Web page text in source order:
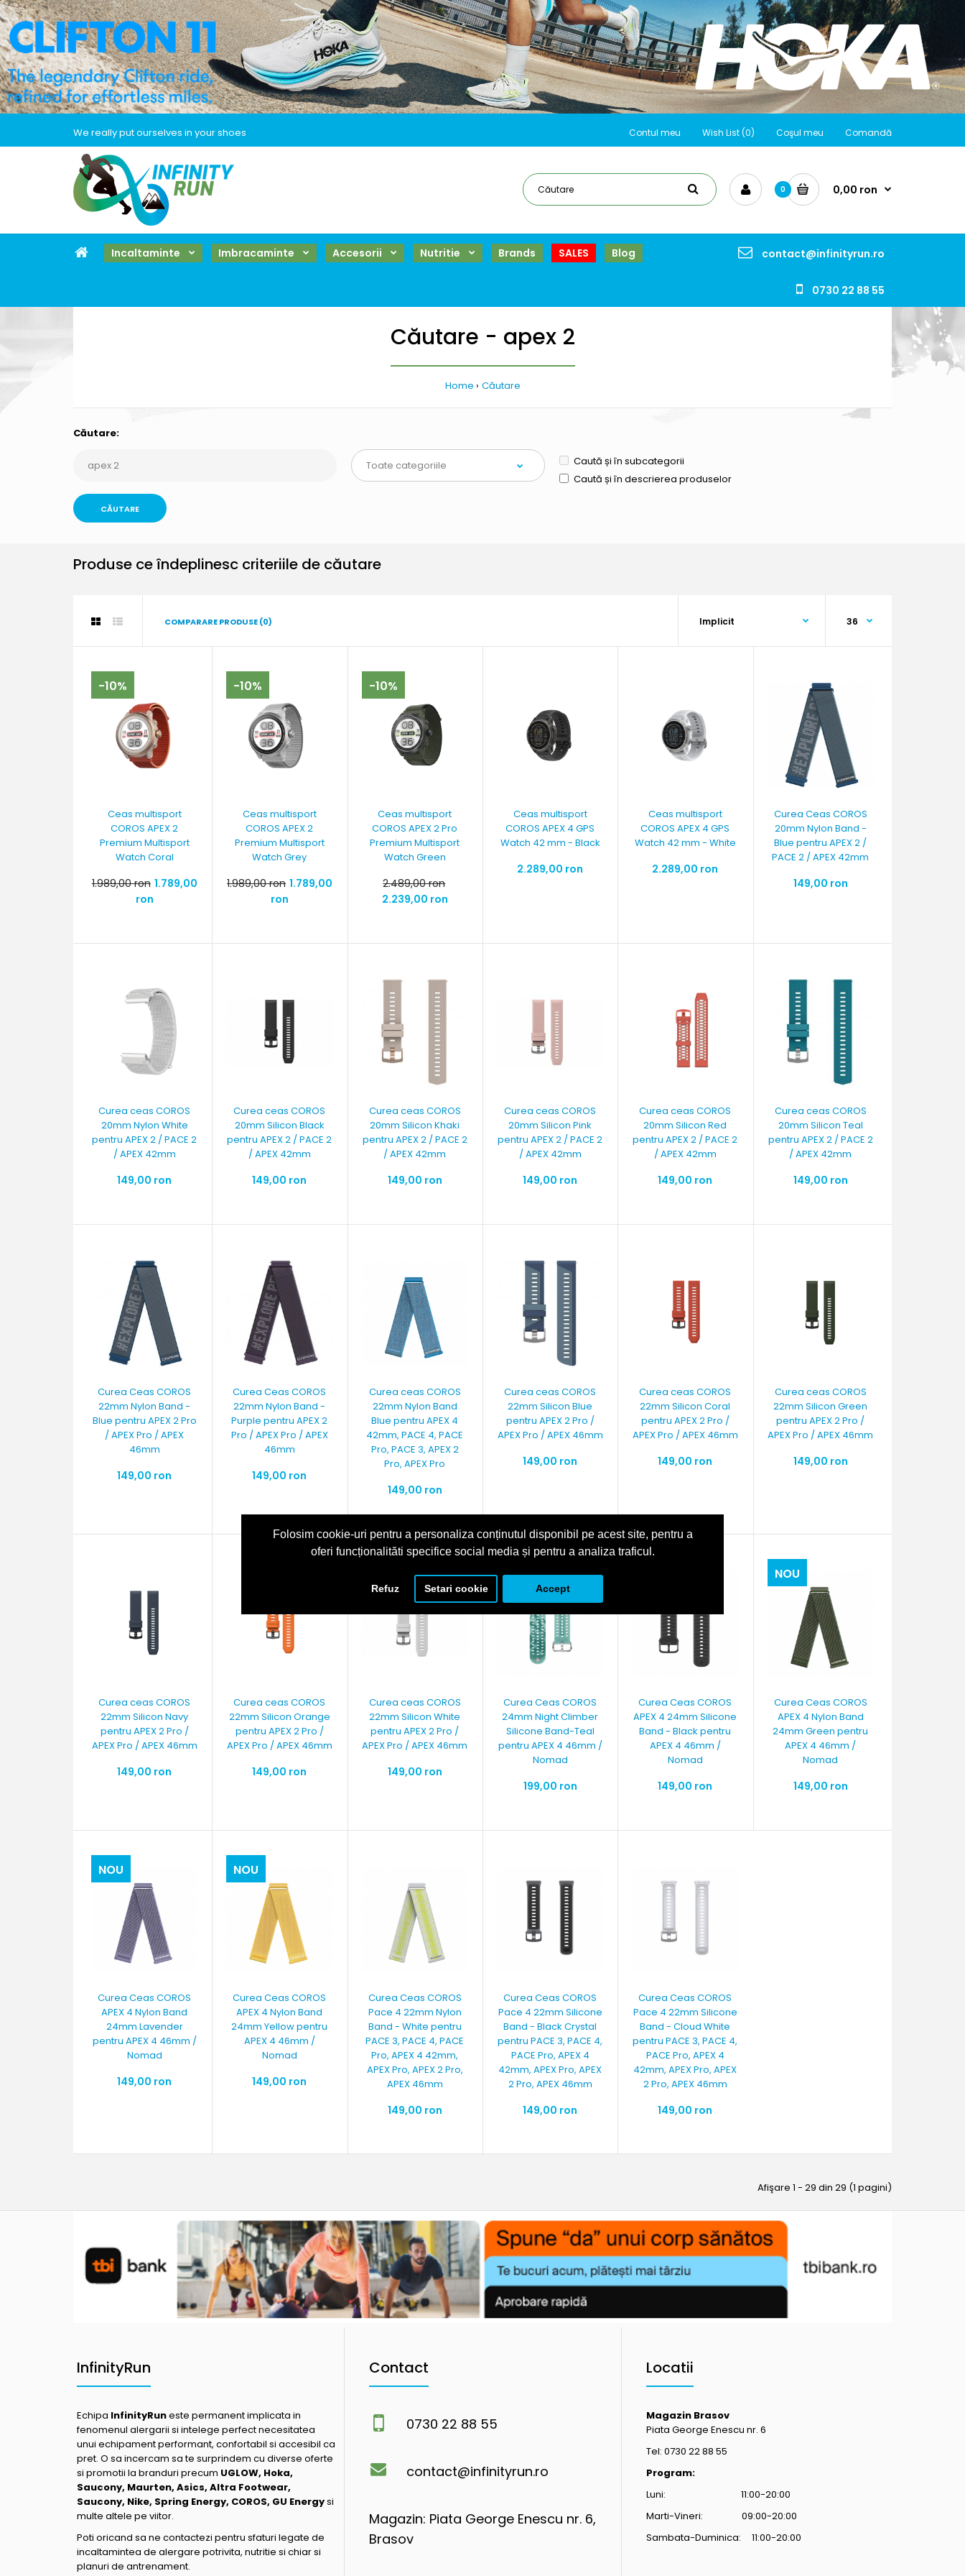
Folosim cookie-uri pentru a personaliza conținutul disponibil pe acest site, pentru a
oferi funcționalităti specifice social media și pentru a analiza traficul.
Refuz Setari cookie Accept
We really put ourselves in your shoes Contul meu Wish List (0) Coşul meu Comandă
0 0,00 ron
Incaltaminte Imbracaminte Accesorii Nutritie Brands SALES Blog contact@infinityrun.ro
0730 22 88 55
Căutare - apex 2
Home Căutare
Căutare:
Caută și în subcategorii
Caută și în descrierea produselor
Produse ce îndeplinesc criteriile de căutare
COMPARARE PRODUSE (0)
-10%
Ceas multisport
COROS APEX 2
Premium Multisport
Watch Coral
1.989,00 ron 1.789,00
ron
-10%
Ceas multisport
COROS APEX 2
Premium Multisport
Watch Grey
1.989,00 ron 1.789,00
ron
-10%
Ceas multisport
COROS APEX 2 Pro
Premium Multisport
Watch Green
2.489,00 ron
2.239,00 ron
Ceas multisport
COROS APEX 4 GPS
Watch 42 mm - Black
2.289,00 ron
Ceas multisport
COROS APEX 4 GPS
Watch 42 mm - White
2.289,00 ron
Curea Ceas COROS
20mm Nylon Band -
Blue pentru APEX 2 /
PACE 2 / APEX 42mm
149,00 ron
Curea ceas COROS
20mm Nylon White
pentru APEX 2 / PACE 2
/ APEX 42mm
149,00 ron
Curea ceas COROS
20mm Silicon Black
pentru APEX 2 / PACE 2
/ APEX 42mm
149,00 ron
Curea ceas COROS
20mm Silicon Khaki
pentru APEX 2 / PACE 2
/ APEX 42mm
149,00 ron
Curea ceas COROS
20mm Silicon Pink
pentru APEX 2 / PACE 2
/ APEX 42mm
149,00 ron
Curea ceas COROS
20mm Silicon Red
pentru APEX 2 / PACE 2
/ APEX 42mm
149,00 ron
Curea ceas COROS
20mm Silicon Teal
pentru APEX 2 / PACE 2
/ APEX 42mm
149,00 ron
Curea Ceas COROS
22mm Nylon Band -
Blue pentru APEX 2 Pro
/ APEX Pro / APEX
46mm
149,00 ron
Curea Ceas COROS
22mm Nylon Band -
Purple pentru APEX 2
Pro / APEX Pro / APEX
46mm
149,00 ron
Curea ceas COROS
22mm Nylon Band
Blue pentru APEX 4
42mm, PACE 4, PACE
Pro, PACE 3, APEX 2
Pro, APEX Pro
149,00 ron
Curea ceas COROS
22mm Silicon Blue
pentru APEX 2 Pro /
APEX Pro / APEX 46mm
149,00 ron
Curea ceas COROS
22mm Silicon Coral
pentru APEX 2 Pro /
APEX Pro / APEX 46mm
149,00 ron
Curea ceas COROS
22mm Silicon Green
pentru APEX 2 Pro /
APEX Pro / APEX 46mm
149,00 ron
Curea ceas COROS
22mm Silicon Navy
pentru APEX 2 Pro /
APEX Pro / APEX 46mm
149,00 ron
Curea ceas COROS
22mm Silicon Orange
pentru APEX 2 Pro /
APEX Pro / APEX 46mm
149,00 ron
Curea ceas COROS
22mm Silicon White
pentru APEX 2 Pro /
APEX Pro / APEX 46mm
149,00 ron
NOU
Curea Ceas COROS
24mm Night Climber
Silicone Band-Teal
pentru APEX 4 46mm /
Nomad
199,00 ron
Curea Ceas COROS
APEX 4 24mm Silicone
Band - Black pentru
APEX 4 46mm /
Nomad
149,00 ron
NOU
Curea Ceas COROS
APEX 4 Nylon Band
24mm Green pentru
APEX 4 46mm /
Nomad
149,00 ron
NOU
Curea Ceas COROS
APEX 4 Nylon Band
24mm Lavender
pentru APEX 4 46mm /
Nomad
149,00 ron
NOU
Curea Ceas COROS
APEX 4 Nylon Band
24mm Yellow pentru
APEX 4 46mm /
Nomad
149,00 ron
Curea Ceas COROS
Pace 4 22mm Nylon
Band - White pentru
PACE 3, PACE 4, PACE
Pro, APEX 4 42mm,
APEX Pro, APEX 2 Pro,
APEX 46mm
149,00 ron
Curea Ceas COROS
Pace 4 22mm Silicone
Band - Black Crystal
pentru PACE 3, PACE 4,
PACE Pro, APEX 4
42mm, APEX Pro, APEX
2 Pro, APEX 46mm
149,00 ron
Curea Ceas COROS
Pace 4 22mm Silicone
Band - Cloud White
pentru PACE 3, PACE 4,
PACE Pro, APEX 4
42mm, APEX Pro, APEX
2 Pro, APEX 46mm
149,00 ron
Afişare 1 - 29 din 29 (1 pagini)
InfinityRun
Echipa InfinityRuneste permanent implicata in
fenomenul alergarii si intelege perfect necesitatea
unui echipament performant, confortabil si accesibil ca
pret. O sa incercam sa te surprindem cu diverse oferte
si promotii la branduri precum UGLOW, Hoka,
Saucony, Maurten, Asics, Altra Footwear,
Saucony, Nike, Spring Energy, COROS, GU Energysi
multe altele pe viitor.
Poti oricand sa ne contactezi pentru sfaturi legate de
incaltamintea de alergare potrivita, nutritie si chiar si
planuri de antrenament.
Contact
0730 22 88 55
contact@infinityrun.ro
Magazin: Piata George Enescu nr. 6,
Brasov
Locatii
Magazin Brasov
Piata George Enescu nr. 6
Tel: 0730 22 88 55
Program:
Luni: 11:00-20:00
Marti-Vineri: 09:00-20:00
Sambata-Duminica: 11:00-20:00